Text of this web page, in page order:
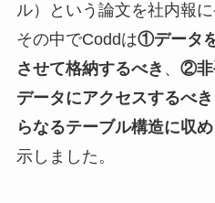
ル）という論文を社内報に
その中でCoddは①データ
させて格納するべき 、 ②非
データにアクセスするべき
らなるテーブル構造に収
示しました。